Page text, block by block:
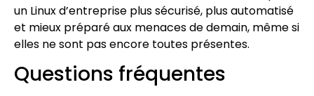
un Linux d’entreprise plus sécurisé, plus automatisé
et mieux préparé aux menaces de demain, même si
elles ne sont pas encore toutes présentes.
Questions fréquentes